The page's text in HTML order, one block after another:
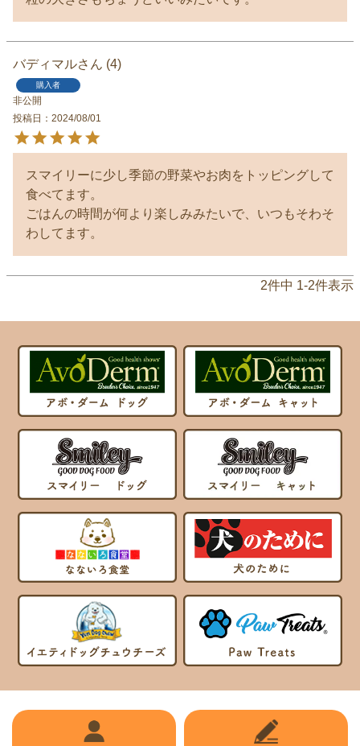
バディマル 4
購入者
非公開
投稿日
2024/08/01
スマイリーに少し季節の野菜やお肉をトッピングして
食べてます。
ごはんの時間が何より楽しみみたいで、いつもそわそ
わしてます。
2件中 1-2件表示